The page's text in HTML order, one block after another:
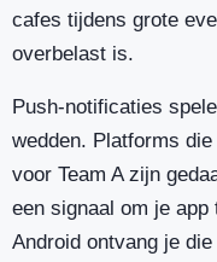
cafes tijdens grote
overbelast is.
Push-notificaties
wedden. Platforms
voor Team A zijn
een signaal om je app
Android ontvang je